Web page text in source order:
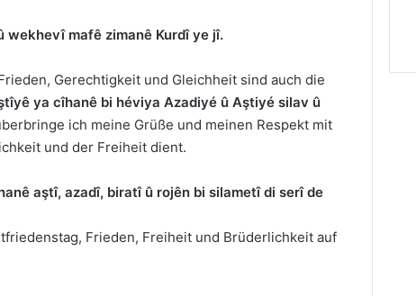
wekhevî mafê zimanê Kurdî ye jî.
Gerechtigkeit und Gleichheit sind auch die
ya cîhanê bi héviya Azadiyé û Aştiyé silav û
ich meine Grüße und meinen Respekt mit
und der Freiheit dient.
aştî, azadî, biratî û rojên bi silametî di serî de
Frieden, Freiheit und Brüderlichkeit auf